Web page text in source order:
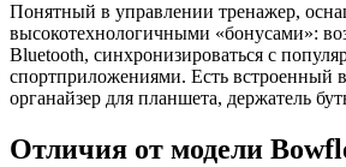
Понятный в управлении тренажер,
высокотехнологичными «бонусами»:
Bluetooth, синхронизироваться с
спортприложениями. Есть встроенный
органайзер для планшета, держатель
Отличия от модели